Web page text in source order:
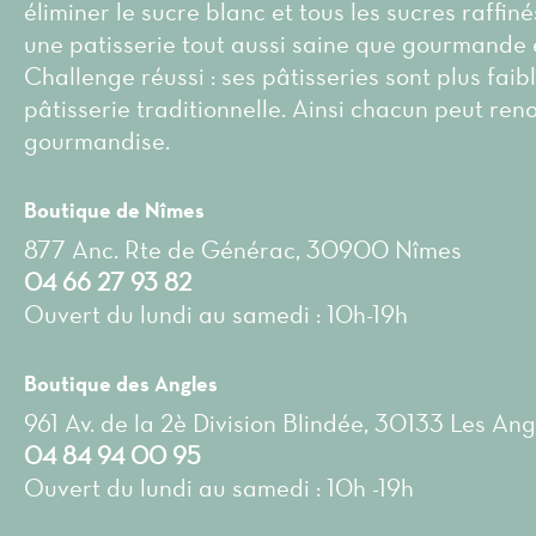
éliminer le sucre blanc et tous les sucres
une patisserie tout aussi saine que gourmande
Challenge réussi : ses pâtisseries sont plus
pâtisserie traditionnelle. Ainsi chacun peut
gourmandise.
Boutique de Nîmes
877 Anc. Rte de Générac, 30900 Nîmes
04 66 27 93 82
Ouvert du lundi au samedi : 10h-19h
Boutique des Angles
961 Av. de la 2è Division Blindée, 30133 Les
04 84 94 00 95
Ouvert du lundi au samedi : 10h -19h